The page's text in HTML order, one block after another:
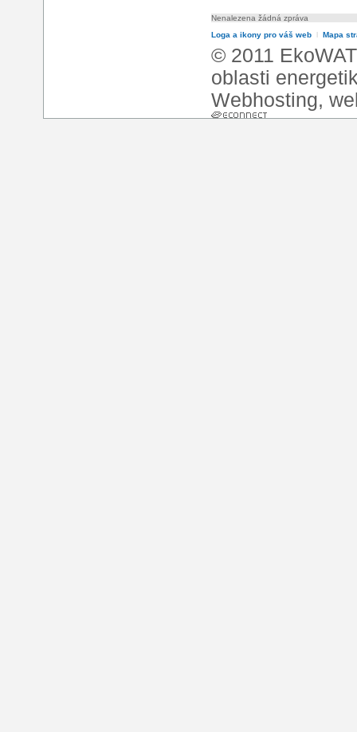
Nenalezena žádná zpráva
Loga a ikony pro váš web l Mapa
© 2011
oblasti
Webhosting,